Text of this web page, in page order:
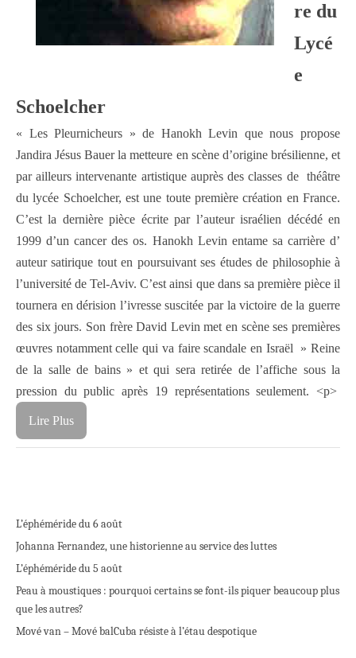
re du
Lycé
e
Schoelcher
« Les Pleurnicheurs » de Hanokh Levin que nous propose
Jandira Jésus Bauer la metteure en scène d’origine brésilienne, et
par ailleurs intervenante artistique auprès des classes de théâtre
du lycée Schoelcher, est une toute première création en France.
C’est la dernière pièce écrite par l’auteur israélien décédé en
1999 d’un cancer des os. Hanokh Levin entame sa carrière d’
auteur satirique tout en poursuivant ses études de philosophie à
l’université de Tel-Aviv. C’est ainsi que dans sa première pièce il
tournera en dérision l’ivresse suscitée par la victoire de la guerre
des six jours. Son frère David Levin met en scène ses premières
œuvres notamment celle qui va faire scandale en Israël » Reine
de la salle de bains » et qui sera retirée de l’affiche sous la
pression du public après 19 représentations seulement. <p>
Lire Plus
L’éphéméride du 6 août
Johanna Fernandez, une historienne au service des luttes
L’éphéméride du 5 août
Peau à moustiques : pourquoi certains se font-ils piquer beaucoup plus
que les autres?
Mové van – Mové balCuba résiste à l’étau despotique